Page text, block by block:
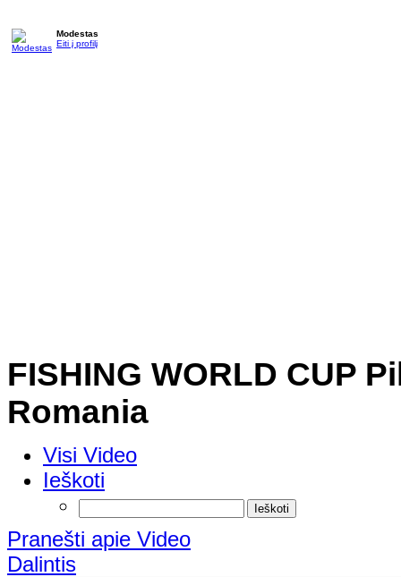
Modestas
Eiti į profilį
FISHING WORLD CUP
Romania
Visi Video
Ieškoti
Pranešti apie Video
Dalintis